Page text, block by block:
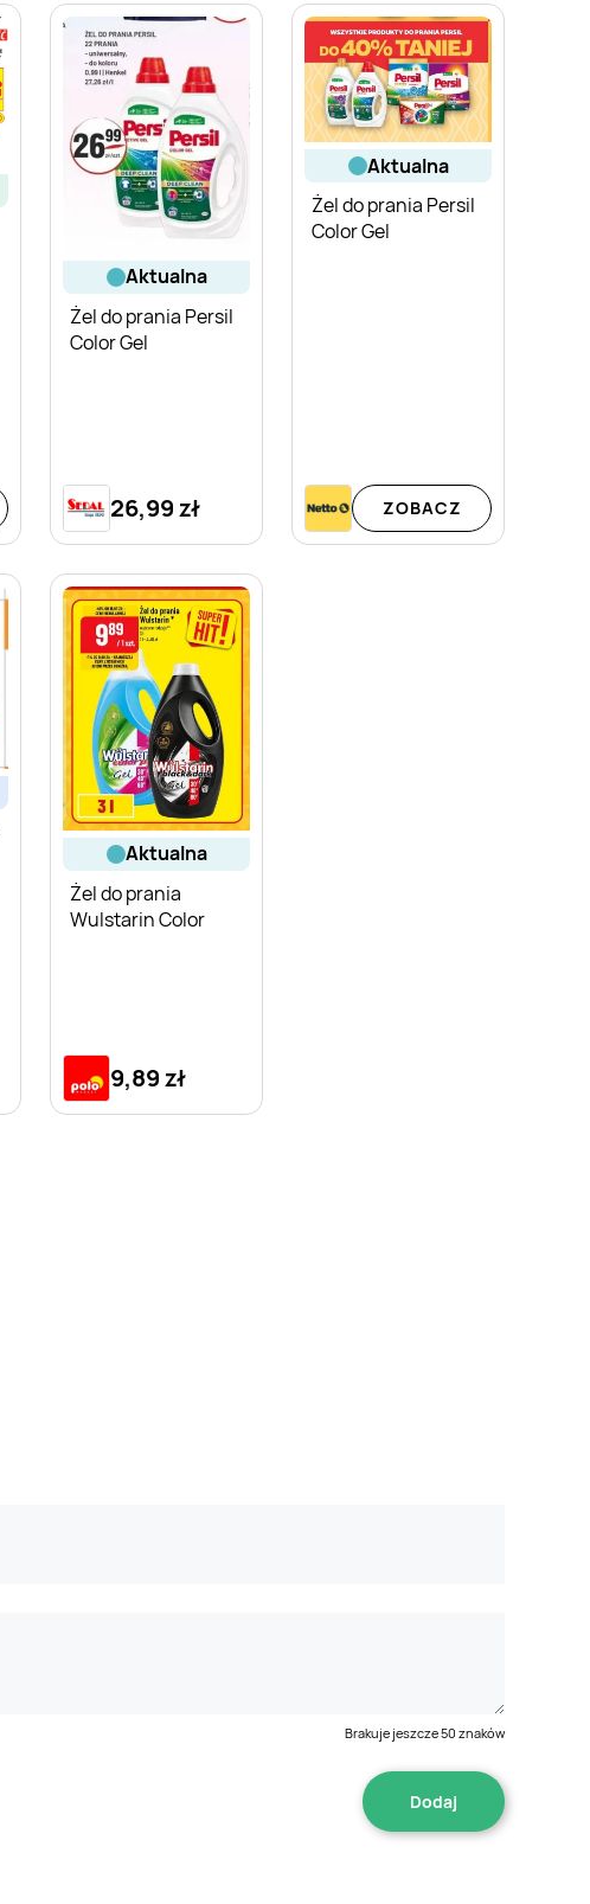
aktualna
Żel do prania Persil
Color Gel
26,99 zł
aktualna
Żel do prania Persil
Color Gel
ZOBACZ
aktualna
Żel do prania
Wulstarin Color
9,89 zł
Brakuje jeszcze50 znaków